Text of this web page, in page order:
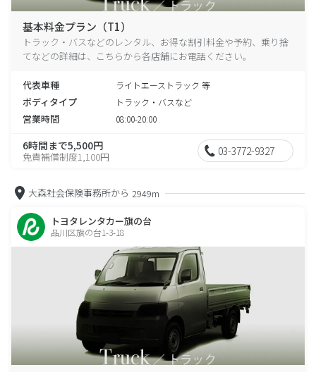
基本料金プラン（T1）
トラック・バスなどのレンタル、お得な割引料金や予約、乗り捨
てなどの詳細は、こちらから各店舗にお電話ください。
代表車種 ライトエーストラック 等
ボディタイプ トラック・バスなど
営業時間 08:00-20:00
6時間まで5,500円
免責補償制度1,100円 03-3772-9327
大森社会保険事務所から 2949m
トヨタレンタカー旗の台
品川区旗の台1-3-18